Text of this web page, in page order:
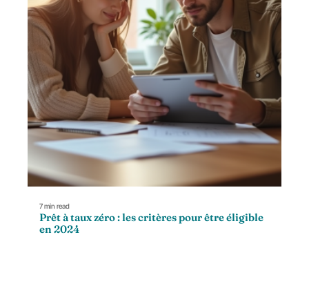
7 min read
Prêt à taux zéro : les critères pour être éligible
en 2024